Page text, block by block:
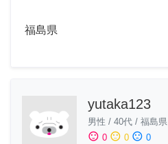
福島県
yutaka123
男性 / 40代 / 福島県
sentiment_satisfied 0 sentiment_neutral 0 sentiment_dissatisfied 0